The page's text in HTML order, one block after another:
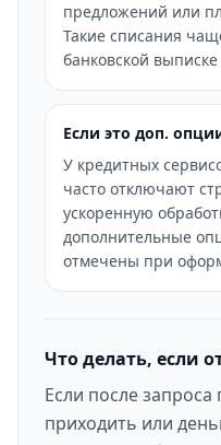
предложений или
Такие списания
банковской
Если это доп.
У кредитных
часто отключают
ускоренную
дополнительные
отмечены при
Что делать, если
Если после
приходить или